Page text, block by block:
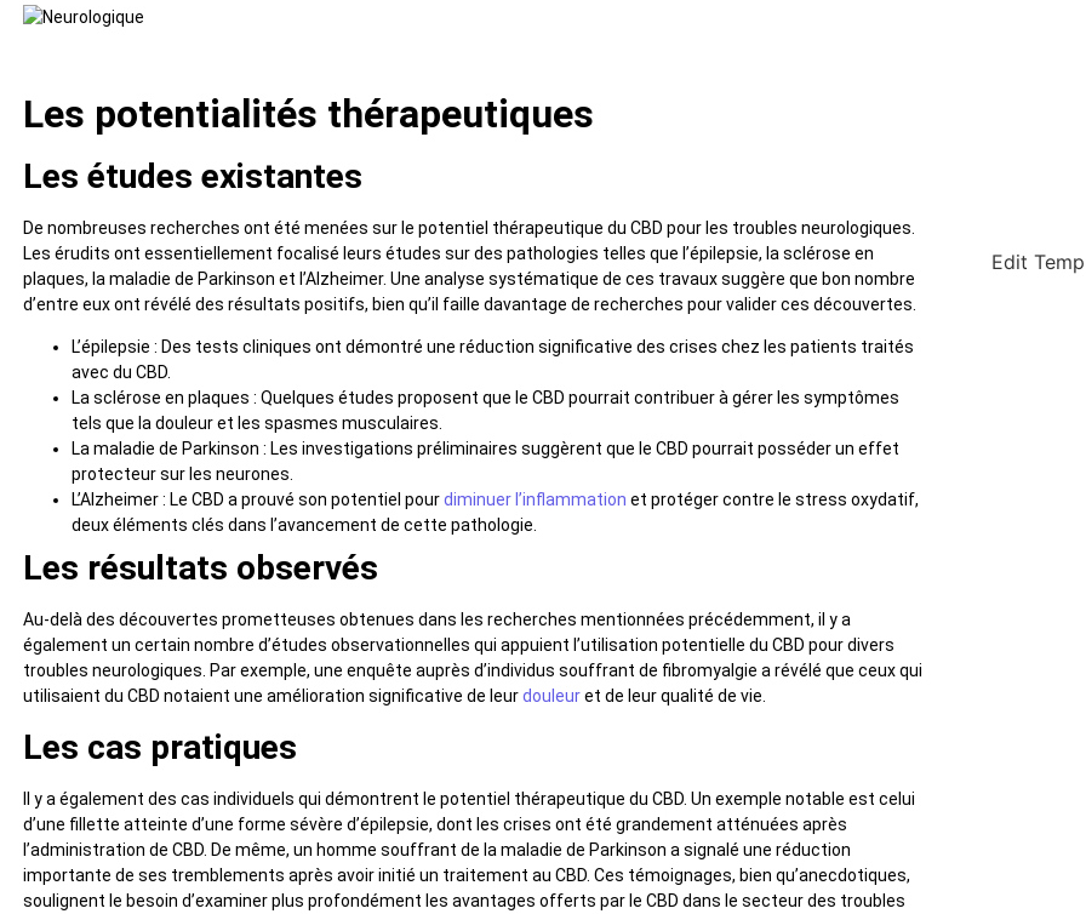
Les potentialités thérapeutiques
Les études existantes
De nombreuses recherches ont été menées sur le potentiel thérapeutique du CBD pour les troubles neurologiques.
Les érudits ont essentiellement focalisé leurs études sur des pathologies telles que l’épilepsie, la sclérose en
plaques, la maladie de Parkinson et l’Alzheimer. Une analyse systématique de ces travaux suggère que bon nombre
d’entre eux ont révélé des résultats positifs, bien qu’il faille davantage de recherches pour valider ces découvertes.
L’épilepsie : Des tests cliniques ont démontré une réduction significative des crises chez les patients traités
avec du CBD.
La sclérose en plaques : Quelques études proposent que le CBD pourrait contribuer à gérer les symptômes
tels que la douleur et les spasmes musculaires.
La maladie de Parkinson : Les investigations préliminaires suggèrent que le CBD pourrait posséder un effet
protecteur sur les neurones.
L’Alzheimer : Le CBD a prouvé son potentiel pourdiminuer l’inflammation et protéger contre le stress oxydatif,
deux éléments clés dans l’avancement de cette pathologie.
Les résultats observés
Au-delà des découvertes prometteuses obtenues dans les recherches mentionnées précédemment, il y a
également un certain nombre d’études observationnelles qui appuient l’utilisation potentielle du CBD pour divers
troubles neurologiques. Par exemple, une enquête auprès d’individus souffrant de fibromyalgie a révélé que ceux qui
utilisaient du CBD notaient une amélioration significative de leurdouleuret de leur qualité de vie.
Les cas pratiques
Il y a également des cas individuels qui démontrent le potentiel thérapeutique du CBD. Un exemple notable est celui
d’une fillette atteinte d’une forme sévère d’épilepsie, dont les crises ont été grandement atténuées après
l’administration de CBD. De même, un homme souffrant de la maladie de Parkinson a signalé une réduction
importante de ses tremblements après avoir initié un traitement au CBD. Ces témoignages, bien qu’anecdotiques,
soulignent le besoin d’examiner plus profondément les avantages offerts par le CBD dans le secteur des troubles
Edit